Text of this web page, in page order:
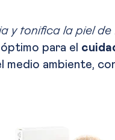
y tonifica la piel
para el
ambiente,